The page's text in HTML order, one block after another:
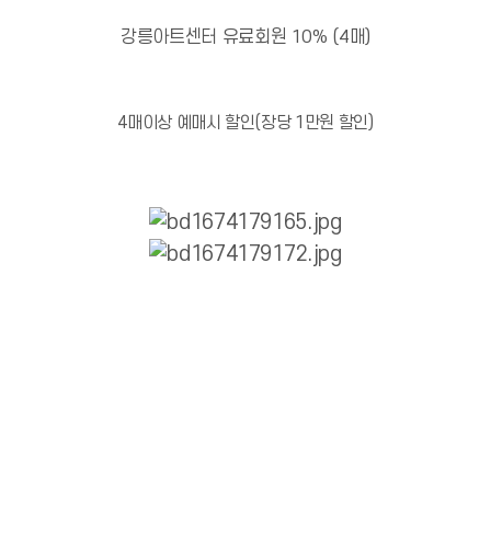
강릉아트센터 유료회원 10% (4매)
4매이상 예매시 할인(장당 1만원 할인)